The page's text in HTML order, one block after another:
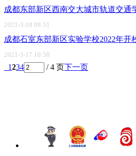
成都东部新区西南交大城市轨道交通
2021-3-18 09:51
成都石室东部新区实验学校2022年开
2021-3-17 10:58
1234 / 4 页下一页